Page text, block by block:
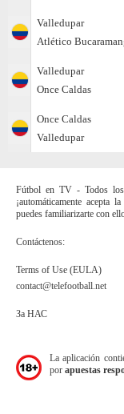
Valledupar
Atlético
Valledupar
Once Caldas
Once Caldas
Valledupar
Fútbol en TV - Todos los
¡automáticamente
puedes familiarizarte con
Contáctenos:
Terms of Use (EULA)
contact@telefootball.net
За НАС
La aplicación
por apuestas